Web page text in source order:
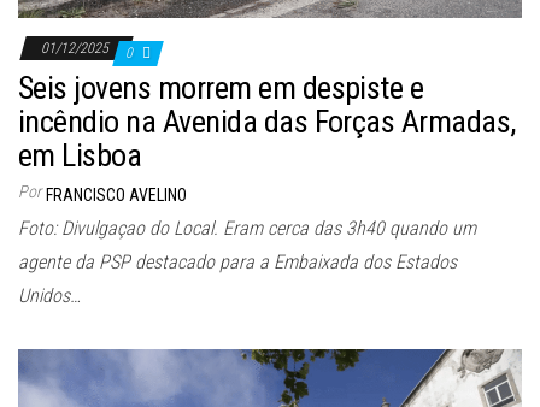
01/12/2025 0
Seis jovens morrem em despiste e
incêndio na Avenida das Forças Armadas,
em Lisboa
Por FRANCISCO AVELINO
Foto: Divulgaçao do Local. Eram cerca das 3h40 quando um
agente da PSP destacado para a Embaixada dos Estados
Unidos…